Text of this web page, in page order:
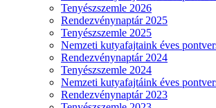
Tenyészszemle 2026
Rendezvénynaptár 2025
Tenyészszemle 2025
Nemzeti kutyafajtaink éves
Rendezvénynaptár 2024
Tenyészszemle 2024
Nemzeti kutyafajtáink éves
Rendezvénynaptár 2023